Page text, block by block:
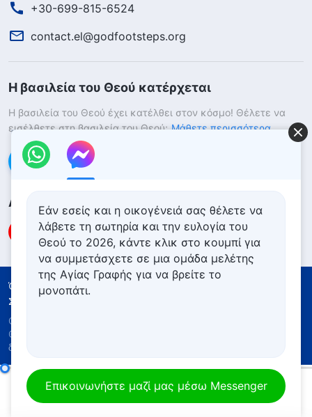
+30-699-815-6524
contact.el@godfootsteps.org
Η βασιλεία του Θεού κατέρχεται
Η βασιλεία του Θεού έχει κατέλθει στον κόσμο! Θέλετε να
εισέλθετε στη βασιλεία του Θεού; Μάθετε περισσότερα
Επικοινωνήστε μαζί μας μέσω Messenger
Ακολουθήστε μας
Όροι Χρήσης
Πολιτική απορρήτου
Συντελεστές
Copyright © 2026
Θεού
δικαιώματος.
Εάν εσείς και η οικογένειά σας θέλετε να
λάβετε τη σωτηρία και την ευλογία του
Θεού το 2026, κάντε κλικ στο κουμπί για
να συμμετάσχετε σε μια ομάδα μελέτης
της Αγίας Γραφής για να βρείτε το
μονοπάτι.
Επικοινωνήστε μαζί μας μέσω Messenger